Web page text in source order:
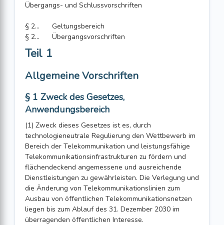
Übergangs- und Schlussvorschriften
§ 229
Geltungsbereich
§ 230
Übergangsvorschriften
Teil 1
Allgemeine Vorschriften
§ 1 Zweck des Gesetzes,
Anwendungsbereich
(1) Zweck dieses Gesetzes ist es, durch
technologieneutrale Regulierung den Wettbewerb im
Bereich der Telekommunikation und leistungsfähige
Telekommunikationsinfrastrukturen zu fördern und
flächendeckend angemessene und ausreichende
Dienstleistungen zu gewährleisten. Die Verlegung und
die Änderung von Telekommunikationslinien zum
Ausbau von öffentlichen Telekommunikationsnetzen
liegen bis zum Ablauf des 31. Dezember 2030 im
überragenden öffentlichen Interesse.